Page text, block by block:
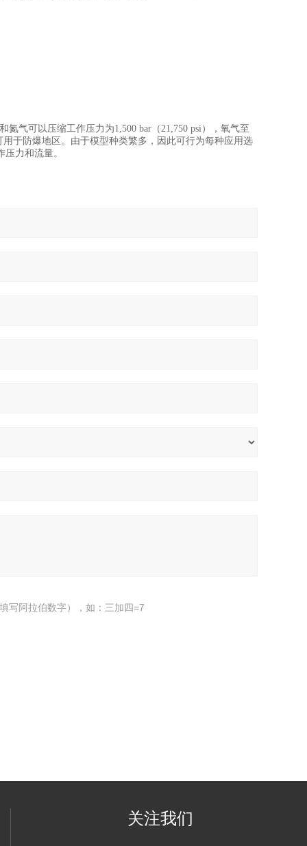
气可以压缩工作压力为1,500 bar（21,750 psi），氧气至
于防爆地区。由于模型种类繁多，因此可行为每种应用选
力和流量。
写阿拉伯数字），如：三加四=7
关注我们